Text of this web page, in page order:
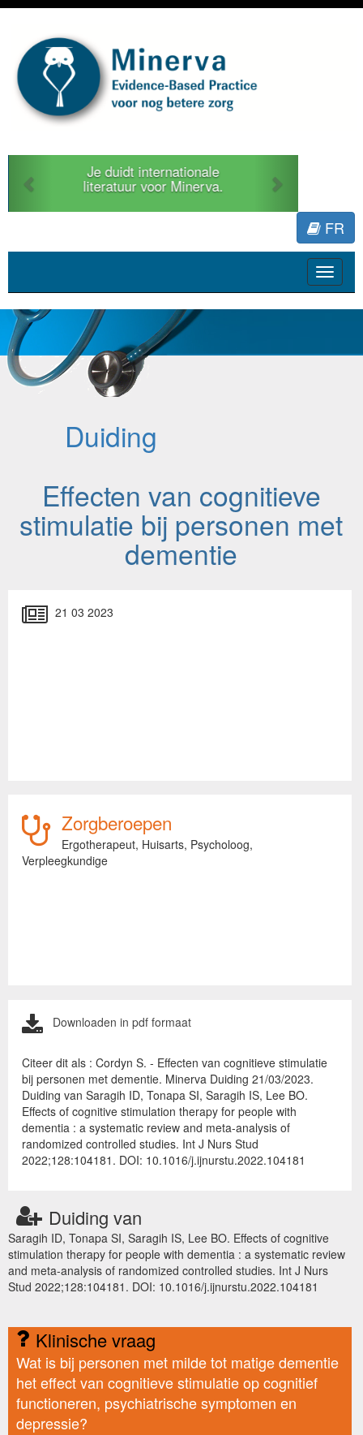
Je duidt internationale
literatuur voor Minerva.
Previous
FR
Toggle
Duiding
Effecten van cognitieve
stimulatie bij personen met
dementie
21 03 2023
Zorgberoepen
Ergotherapeut, Huisarts, Psycholoog,
Verpleegkundige
Downloaden in pdf formaat
Citeer dit als : Cordyn S. - Effecten van cognitieve stimulatie
bij personen met dementie. Minerva Duiding 21/03/2023.
Duiding van Saragih ID, Tonapa SI, Saragih IS, Lee BO.
Effects of cognitive stimulation therapy for people with
dementia : a systematic review and meta-analysis of
randomized controlled studies. Int J Nurs Stud
2022;128:104181. DOI: 10.1016/j.ijnurstu.2022.104181
Duiding van
Saragih ID, Tonapa SI, Saragih IS, Lee BO. Effects of cognitive
stimulation therapy for people with dementia : a systematic review
and meta-analysis of randomized controlled studies. Int J Nurs
Stud 2022;128:104181. DOI: 10.1016/j.ijnurstu.2022.104181
Klinische vraag
Wat is bij personen met milde tot matige dementie
het effect van cognitieve stimulatie op cognitief
functioneren, psychiatrische symptomen en
depressie?